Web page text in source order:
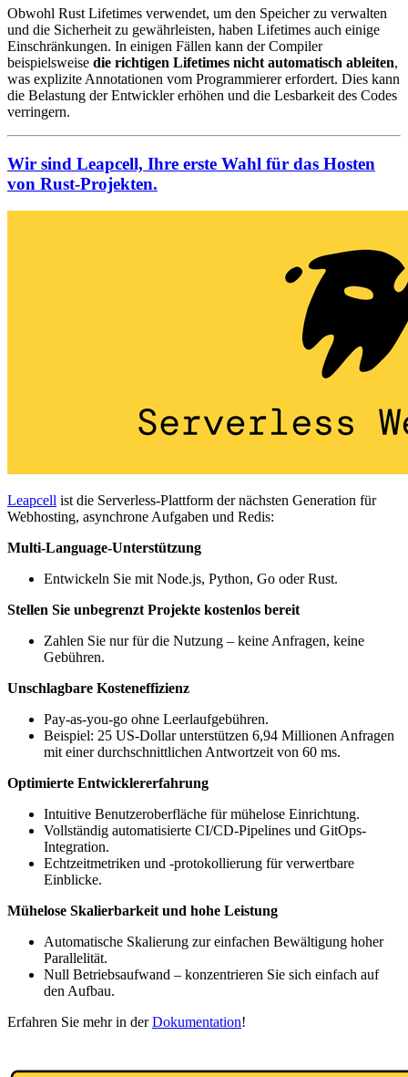
Obwohl Rust Lifetimes verwendet, um den Speicher zu verwalten
und die Sicherheit zu gewährleisten, haben Lifetimes auch einige
Einschränkungen. In einigen Fällen kann der Compiler
beispielsweise die richtigen Lifetimes nicht automatisch ableiten,
was explizite Annotationen vom Programmierer erfordert. Dies kann
die Belastung der Entwickler erhöhen und die Lesbarkeit des Codes
verringern.
Wir sind Leapcell, Ihre erste Wahl für das Hosten
von Rust-Projekten.
Leapcell ist die Serverless-Plattform der nächsten Generation für
Webhosting, asynchrone Aufgaben und Redis:
Multi-Language-Unterstützung
Entwickeln Sie mit Node.js, Python, Go oder Rust.
Stellen Sie unbegrenzt Projekte kostenlos bereit
Zahlen Sie nur für die Nutzung – keine Anfragen, keine
Gebühren.
Unschlagbare Kosteneffizienz
Pay-as-you-go ohne Leerlaufgebühren.
Beispiel: 25 US-Dollar unterstützen 6,94 Millionen Anfragen
mit einer durchschnittlichen Antwortzeit von 60 ms.
Optimierte Entwicklererfahrung
Intuitive Benutzeroberfläche für mühelose Einrichtung.
Vollständig automatisierte CI/CD-Pipelines und GitOps-
Integration.
Echtzeitmetriken und -protokollierung für verwertbare
Einblicke.
Mühelose Skalierbarkeit und hohe Leistung
Automatische Skalierung zur einfachen Bewältigung hoher
Parallelität.
Null Betriebsaufwand – konzentrieren Sie sich einfach auf
den Aufbau.
Erfahren Sie mehr in derDokumentation!